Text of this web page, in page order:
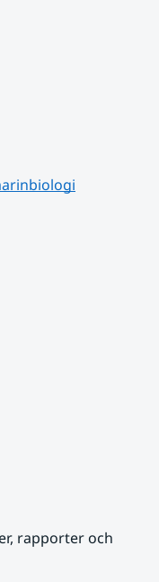
rapporter och